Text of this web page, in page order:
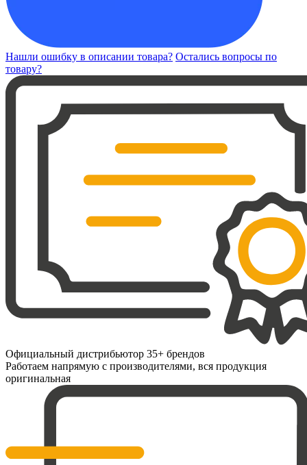
Нашли ошибку в описании товара? Остались вопросы по
товару?
Официальный дистрибьютор 35+ брендов
Работаем напрямую с производителями, вся продукция
оригинальная